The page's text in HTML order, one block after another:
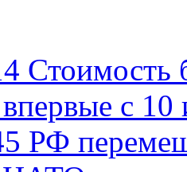
Стоимость
с 10
РФ